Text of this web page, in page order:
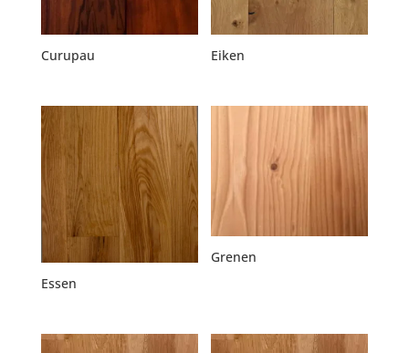
Curupau Eiken
Essen
Grenen